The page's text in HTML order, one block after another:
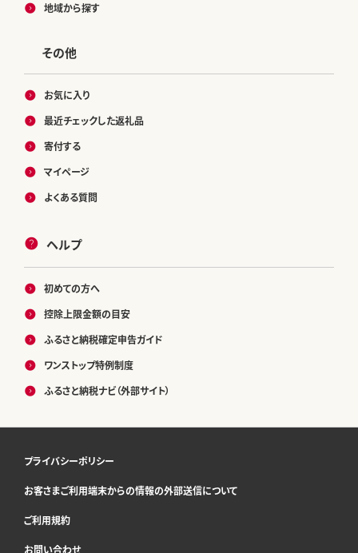
地域から探す
その他
お気に入り
最近チェックした返礼品
寄付する
マイページ
よくある質問
ヘルプ
初めての方へ
控除上限金額の目安
ふるさと納税確定申告ガイド
ワンストップ特例制度
ふるさと納税ナビ（外部サイト）
プライバシーポリシー
お客さまご利用端末からの情報の外部送信について
ご利用規約
お問い合わせ